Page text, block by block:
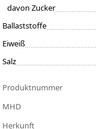
davon Zucker
Ballaststoffe
Eiweiß
Salz
Produktnummer
MHD
Herkunft